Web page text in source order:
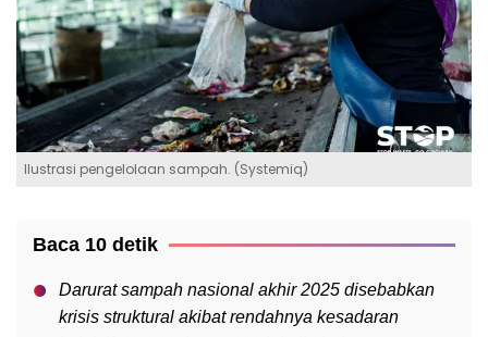
Ilustrasi pengelolaan sampah. (Systemiq)
Baca 10 detik
Darurat sampah nasional akhir 2025 disebabkan
krisis struktural akibat rendahnya kesadaran